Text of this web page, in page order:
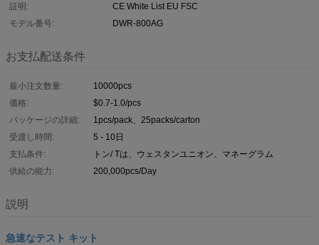
証明:
CE White List EU FSC
モデル番号:
DWR-800AG
お支払配送条件
最小注文数量:
10000pcs
価格:
$0.7-1.0/pcs
パッケージの詳細:
1pcs/pack、25packs/carton
受渡し時間:
5 - 10日
支払条件:
トン/ Tは、ウェスタンユニオン、マネーグラム
供給の能力:
200,000pcs/Day
説明
急速なテスト キット